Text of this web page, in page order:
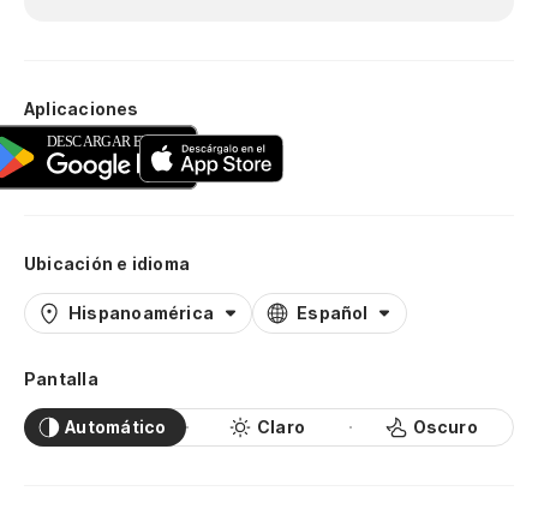
Aplicaciones
Ubicación e idioma
Hispanoamérica Español
Pantalla
Automático Claro Oscuro